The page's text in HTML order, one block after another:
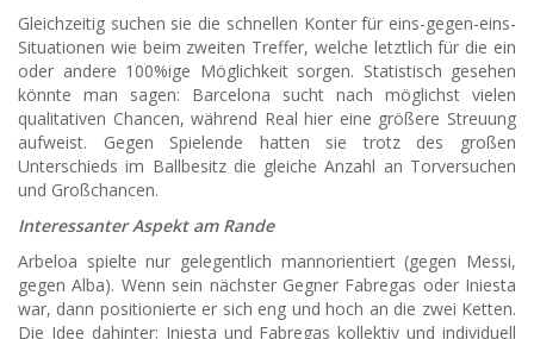
Gleichzeitig suchen sie die schnellen Konter für eins-gegen-eins-
Situationen wie beim zweiten Treffer, welche letztlich für die ein
oder andere 100%ige Möglichkeit sorgen. Statistisch gesehen
könnte man sagen: Barcelona sucht nach möglichst vielen
qualitativen Chancen, während Real hier eine größere Streuung
aufweist. Gegen Spielende hatten sie trotz des großen
Unterschieds im Ballbesitz die gleiche Anzahl an Torversuchen
und Großchancen.
Interessanter Aspekt am Rande
Arbeloa spielte nur gelegentlich mannorientiert (gegen Messi,
gegen Alba). Wenn sein nächster Gegner Fabregas oder Iniesta
war, dann positionierte er sich eng und hoch an die zwei Ketten.
Die Idee dahinter: Iniesta und Fabregas kollektiv und individuell